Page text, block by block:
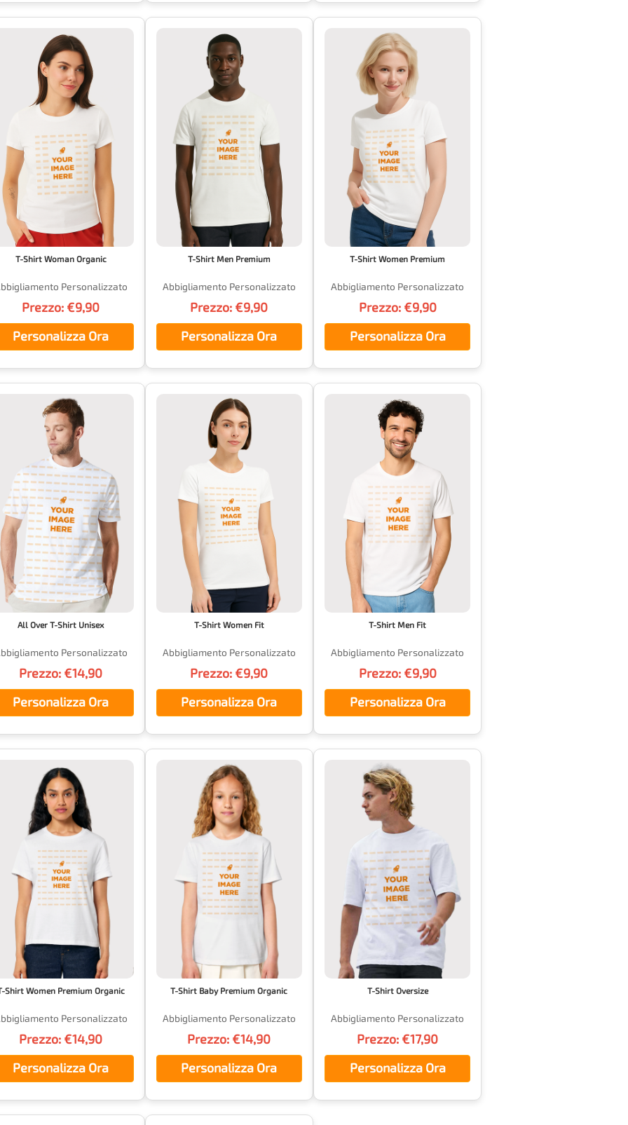
T-Shirt Woman Organic
Personalizzato
Prezzo: €9,90
Personalizza Ora
T-Shirt Men Premium
Abbigliamento Personalizzato
Prezzo: €9,90
Personalizza Ora
T-Shirt Women Premium
Abbigliamento Personalizzato
Prezzo: €9,90
Personalizza Ora
All Over T-Shirt Unisex
Personalizzato
Prezzo: €14,90
Personalizza Ora
T-Shirt Women Fit
Abbigliamento Personalizzato
Prezzo: €9,90
Personalizza Ora
T-Shirt Men Fit
Abbigliamento Personalizzato
Prezzo: €9,90
Personalizza Ora
Shirt Women Premium Organic
Personalizzato
Prezzo: €14,90
Personalizza Ora
T-Shirt Baby Premium Organic
Abbigliamento Personalizzato
Prezzo: €14,90
Personalizza Ora
T-Shirt Oversize
Abbigliamento Personalizzato
Prezzo: €17,90
Personalizza Ora